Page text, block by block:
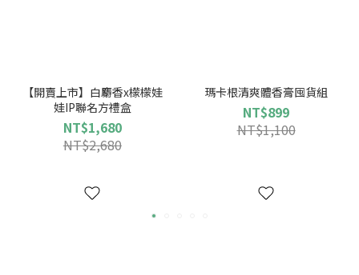
【開賣上市】白麝香x檬檬娃
娃IP聯名方禮盒
NT$1,680
NT$2,680
瑪卡根清爽體香膏囤貨組
NT$899
NT$1,100